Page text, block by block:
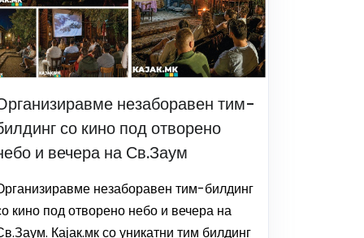
незаборавен тим-
со кино под отворено
и вечера на Св.Заум
незаборавен тим-билдинг
кино под отворено небо и вечера на
Кајак.мк со уникатни тим билдинг